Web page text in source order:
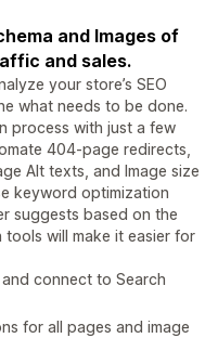
and Images of
and sales.
your store’s SEO
what needs to be done.
process with just a few
404-page redirects,
Alt texts, and Image size
keyword optimization
suggests based on the
tools will make it easier for
connect to Search
for all pages and image